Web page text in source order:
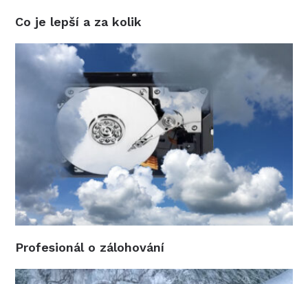
Co je lepší a za kolik
Profesionál o zálohování